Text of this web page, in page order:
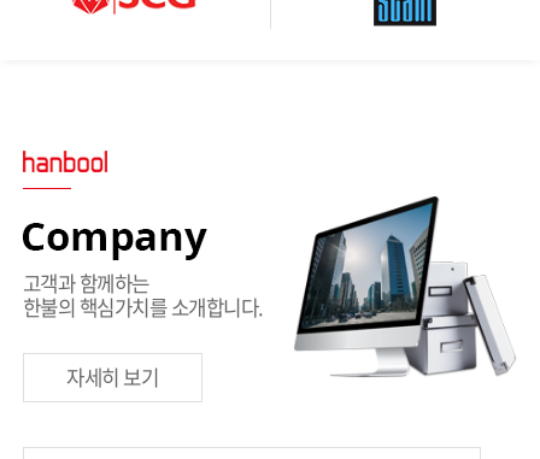
고객과 함께하는
한불의 핵심가치를 소개합니다.
자세히 보기